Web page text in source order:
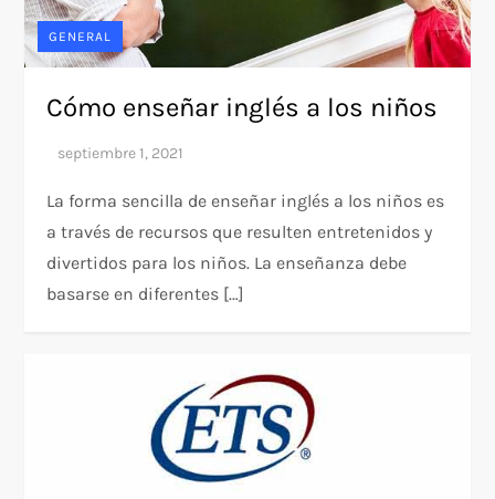
GENERAL
Cómo enseñar inglés a los niños
La forma sencilla de enseñar inglés a los niños es
a través de recursos que resulten entretenidos y
divertidos para los niños. La enseñanza debe
basarse en diferentes […]